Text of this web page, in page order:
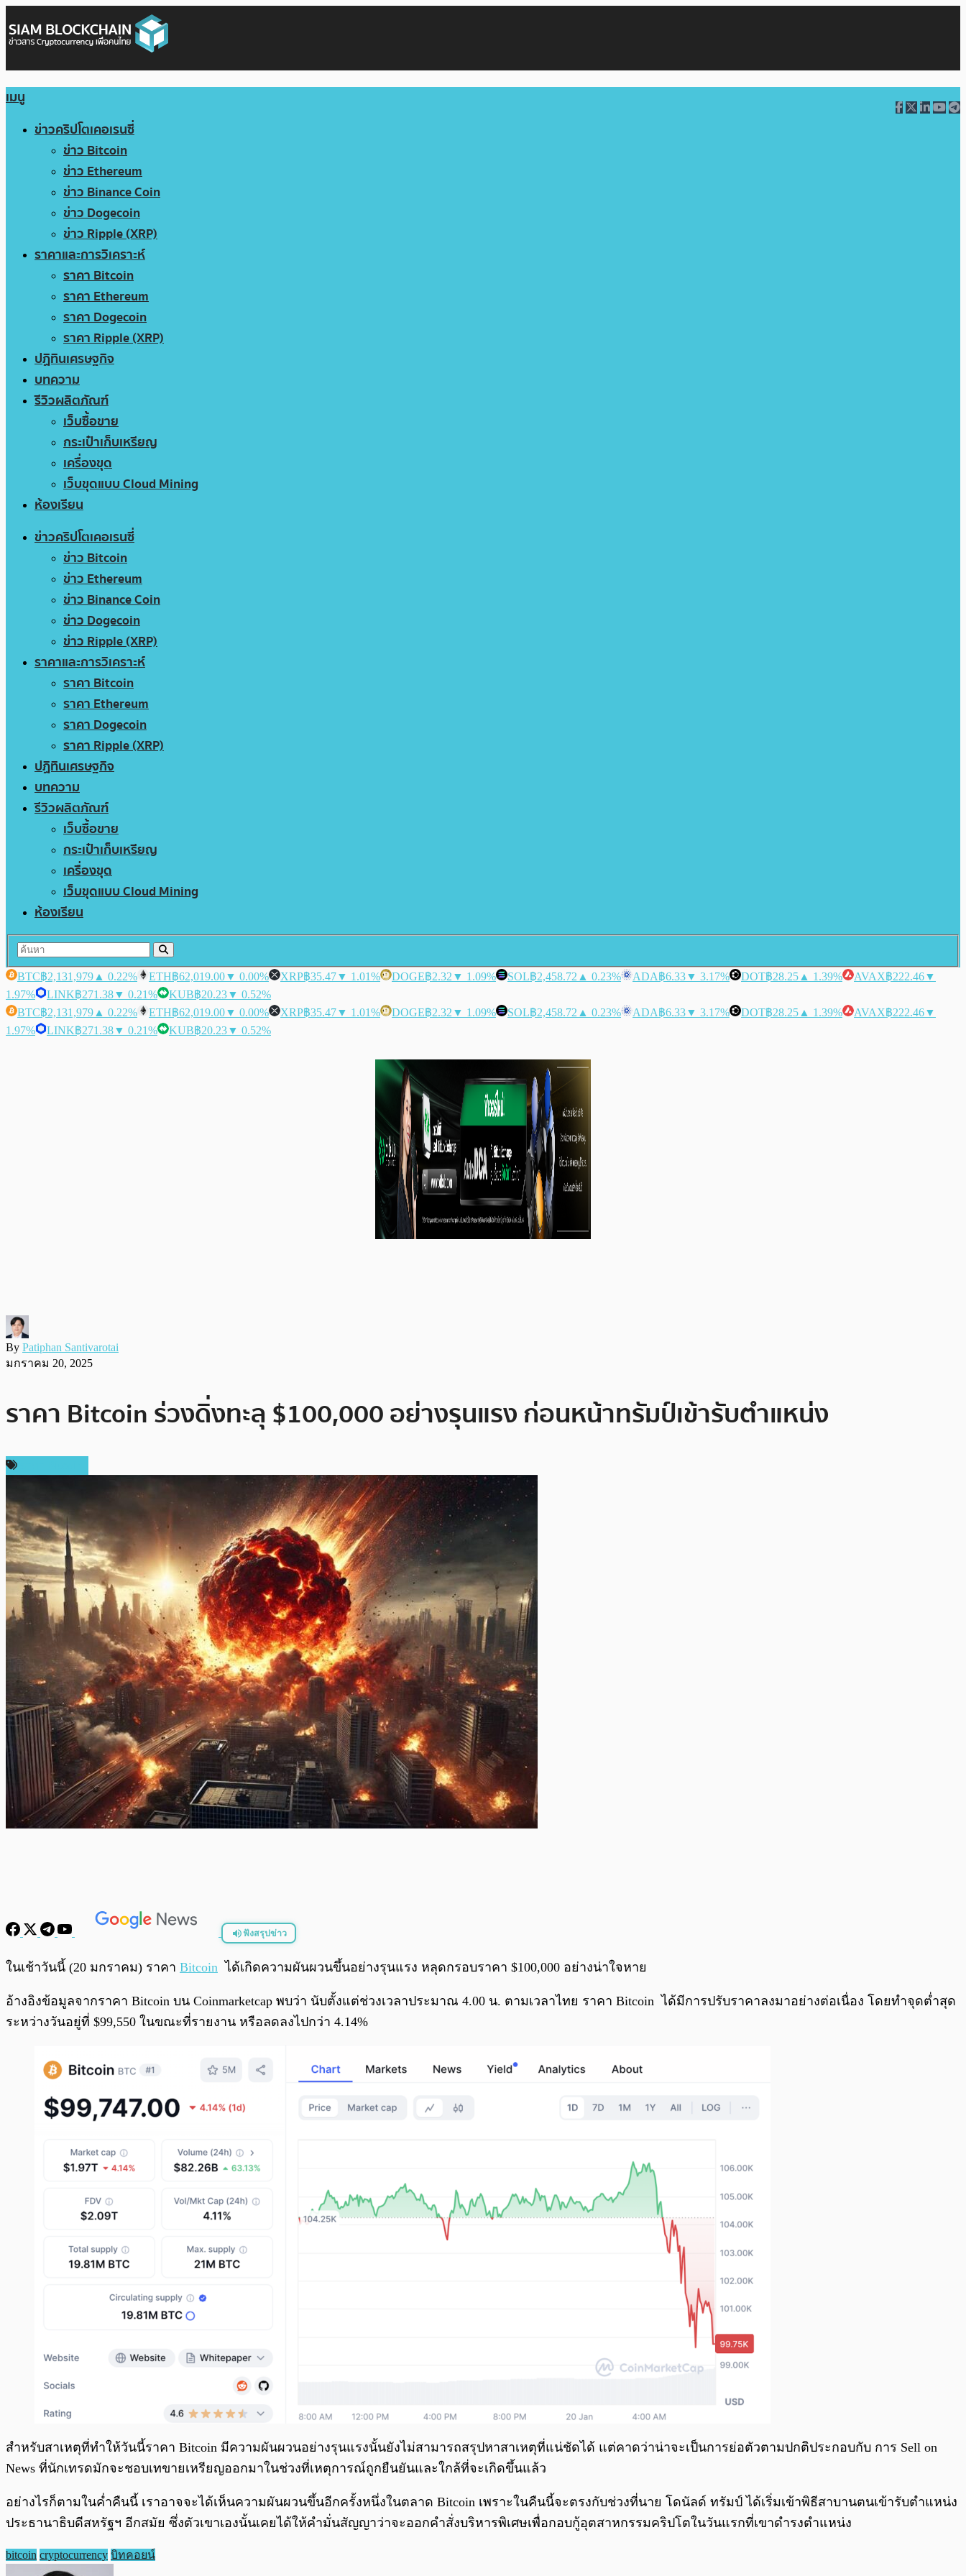
เมนู
ข่าวคริปโตเคอเรนซี่
ข่าว Bitcoin
ข่าว Ethereum
ข่าว Binance Coin
ข่าว Dogecoin
ข่าว Ripple (XRP)
ราคาและการวิเคราะห์
ราคา Bitcoin
ราคา Ethereum
ราคา Dogecoin
ราคา Ripple (XRP)
ปฏิทินเศรษฐกิจ
บทความ
รีวิวผลิตภัณฑ์
เว็บซื้อขาย
กระเป๋าเก็บเหรียญ
เครื่องขุด
เว็บขุดแบบ Cloud Mining
ห้องเรียน
ข่าวคริปโตเคอเรนซี่
ข่าว Bitcoin
ข่าว Ethereum
ข่าว Binance Coin
ข่าว Dogecoin
ข่าว Ripple (XRP)
ราคาและการวิเคราะห์
ราคา Bitcoin
ราคา Ethereum
ราคา Dogecoin
ราคา Ripple (XRP)
ปฏิทินเศรษฐกิจ
บทความ
รีวิวผลิตภัณฑ์
เว็บซื้อขาย
กระเป๋าเก็บเหรียญ
เครื่องขุด
เว็บขุดแบบ Cloud Mining
ห้องเรียน
BTC฿2,131,979 ▲ 0.22% ETH฿62,019.00▼ 0.00% XRP฿35.47▼ 1.01% DOGE฿2.32 ▼ 1.09% SOL฿2,458.72 ▲ 0.23% ADA฿6.33▼ 3.17% DOT฿28.25 ▲ 1.39% AVAX฿222.46▼
1.97%
LINK฿271.38▼ 0.21% KUB฿20.23▼ 0.52%
BTC฿2,131,979 ▲ 0.22% ETH฿62,019.00▼ 0.00% XRP฿35.47▼ 1.01% DOGE฿2.32 ▼ 1.09% SOL฿2,458.72 ▲ 0.23% ADA฿6.33▼ 3.17% DOT฿28.25 ▲ 1.39% AVAX฿222.46▼
1.97%
LINK฿271.38▼ 0.21% KUB฿20.23▼ 0.52%
By Patiphan Santivarotai
มกราคม 20, 2025
ราคา Bitcoin ร่วงดิ่งทะลุ $100,000 อย่างรุนแรง ก่อนหน้าทรัมป์เข้ารับตำแหน่ง
ฟังสรุปข่าว
พร้อมเล่น
ในเช้าวันนี้ (20 มกราคม) ราคา Bitcoin ได้เกิดความผันผวนขึ้นอย่างรุนแรง หลุดกรอบราคา $100,000 อย่างน่าใจหาย
อ้างอิงข้อมูลจากราคา Bitcoin บน Coinmarketcap พบว่า นับตั้งแต่ช่วงเวลาประมาณ 4.00 น. ตามเวลาไทย ราคา Bitcoin ได้มีการปรับราคาลงมาอย่างต่อเนื่อง โดยทำจุดต่ำสุด
ระหว่างวันอยู่ที่ $99,550 ในขณะที่รายงาน หรือลดลงไปกว่า 4.14%
สำหรับสาเหตุที่ทำให้วันนี้ราคา Bitcoin มีความผันผวนอย่างรุนแรงนั้นยังไม่สามารถสรุปหาสาเหตุที่แน่ชัดได้ แต่คาดว่าน่าจะเป็นการย่อตัวตามปกติประกอบกับ การ Sell on
News ที่นักเทรดมักจะชอบเทขายเหรียญออกมาในช่วงที่เหตุการณ์ถูกยืนยันและใกล้ที่จะเกิดขึ้นแล้ว
อย่างไรก็ตามในค่ำคืนนี้ เราอาจจะได้เห็นความผันผวนขึ้นอีกครั้งหนึ่งในตลาด Bitcoin เพราะในคืนนี้จะตรงกับช่วงที่นาย โดนัลด์ ทรัมป์ ได้เริ่มเข้าพิธีสาบานตนเข้ารับตำแหน่ง
ประธานาธิบดีสหรัฐฯ อีกสมัย ซึ่งตัวเขาเองนั้นเคยได้ให้คำมั่นสัญญาว่าจะออกคำสั่งบริหารพิเศษเพื่อกอบกู้อุตสาหกรรมคริปโตในวันแรกที่เขาดำรงตำแหน่ง
bitcoin cryptocurrency บิทคอยน์